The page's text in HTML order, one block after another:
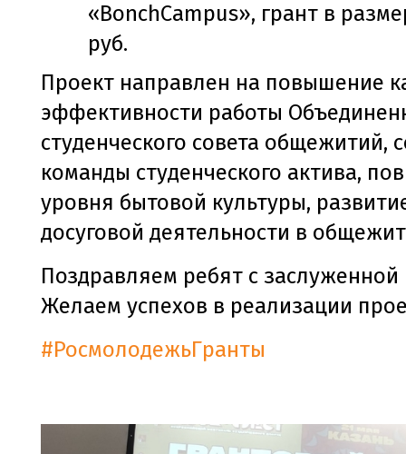
«BonchCampus», грант в
руб.
Проект направлен на повышение
эффективности работы
студенческого совета общежитий,
команды студенческого актива,
уровня бытовой культуры,
досуговой деятельности в
Поздравляем ребят с заслуженной
Желаем успехов в реализации
#РосмолодежьГранты